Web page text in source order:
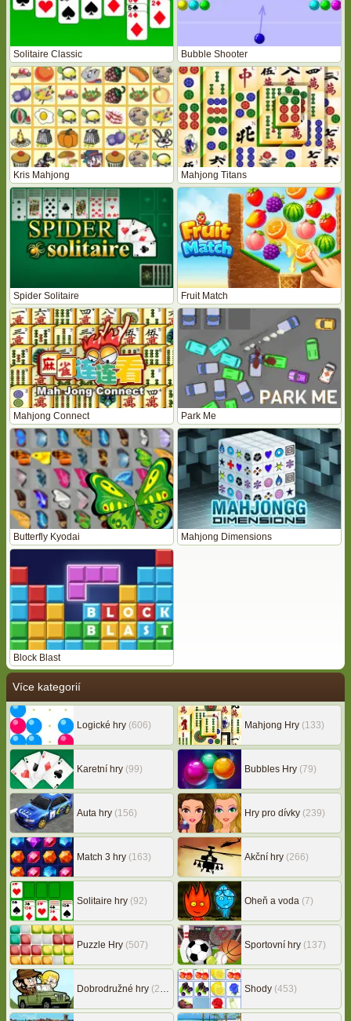
Solitaire Classic Bubble Shooter
Kris Mahjong Mahjong Titans
Spider Solitaire Fruit Match
Mahjong Connect Park Me
Butterfly Kyodai Mahjong Dimensions
Block Blast
Více kategorií
Logické hry (606) Mahjong Hry (133)
Karetní hry (99) Bubbles Hry (79)
Auta hry (156) Hry pro dívky (239)
Match 3 hry (163) Akční hry (266)
Solitaire hry (92) Oheň a voda (7)
Puzzle Hry (507) Sportovní hry (137)
Dobrodružné hry (217) Shody (453)